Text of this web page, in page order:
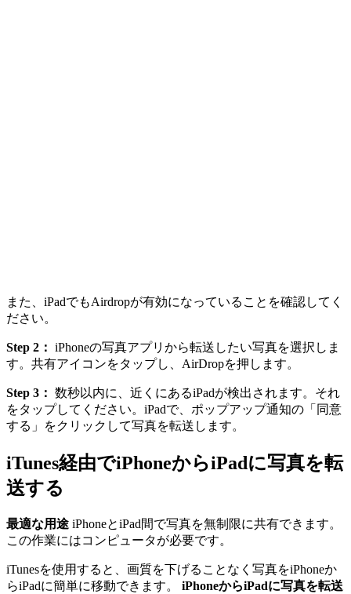
また、iPadでもAirdropが有効になっていることを確認してく
ださい。
Step 2： iPhoneの写真アプリから転送したい写真を選択しま
す。共有アイコンをタップし、AirDropを押します。
Step 3： 数秒以内に、近くにあるiPadが検出されます。それ
をタップしてください。iPadで、ポップアップ通知の「同意
する」をクリックして写真を転送します。
iTunes経由でiPhoneからiPadに写真を転
送する
最適な用途 iPhoneとiPad間で写真を無制限に共有できます。
この作業にはコンピュータが必要です。
iTunesを使用すると、画質を下げることなく写真をiPhoneか
らiPadに簡単に移動できます。 iPhoneからiPadに写真を転送